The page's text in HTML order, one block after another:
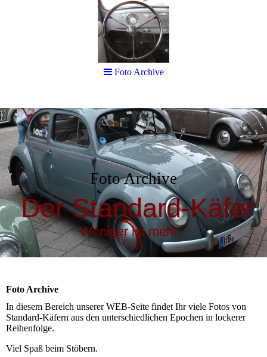
Foto Archive
Der Standard-Käfer
Weniger ist mehr...
Foto Archive
In diesem Bereich unserer WEB-Seite findet Ihr viele Fotos von
Standard-Käfern aus den unterschiedlichen Epochen in lockerer
Reihenfolge.
Viel Spaß beim Stöbern.
Foto Archive